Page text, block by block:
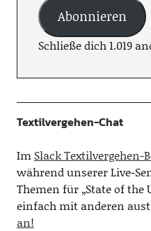
Abonnieren
Schließe dich 1.019
Textilvergehen-Chat
Im Slack Textilvergehen-
während unserer Live-
Themen für „State of the
einfach mit anderen
an!